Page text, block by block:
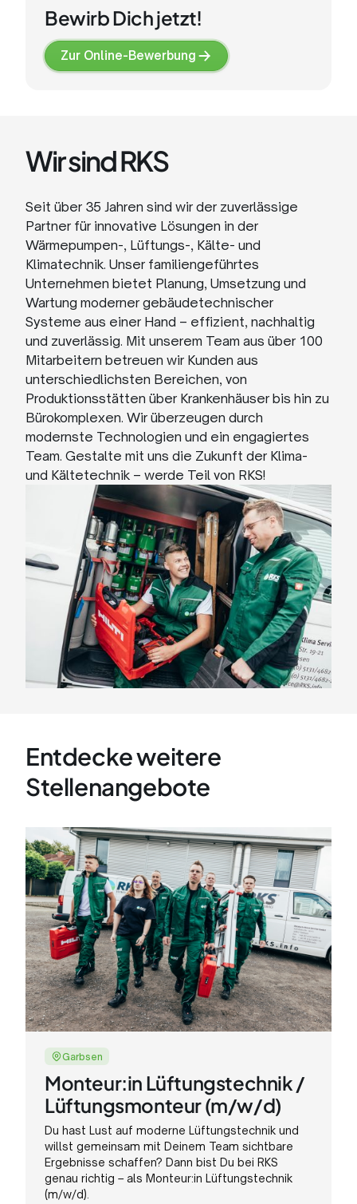
Bewirb Dich jetzt!
Zur Online-Bewerbung
Zur
Wir sind RKS
Seit über 35 Jahren sind wir der zuverlässige
Partner für innovative Lösungen in der
Wärmepumpen-, Lüftungs-, Kälte- und
Klimatechnik. Unser familiengeführtes
Unternehmen bietet Planung, Umsetzung und
Wartung moderner gebäudetechnischer
Systeme aus einer Hand – effizient, nachhaltig
und zuverlässig. Mit unserem Team aus über 100
Mitarbeitern betreuen wir Kunden aus
unterschiedlichsten Bereichen, von
Produktionsstätten über Krankenhäuser bis hin zu
Bürokomplexen. Wir überzeugen durch
modernste Technologien und ein engagiertes
Team. Gestalte mit uns die Zukunft der Klima-
und Kältetechnik – werde Teil von RKS!
Entdecke weitere
Stellenangebote
Garbsen
Monteur:in Lüftungstechnik /
Lüftungsmonteur (m/w/d)
Du hast Lust auf moderne Lüftungstechnik und
willst gemeinsam mit Deinem Team sichtbare
Ergebnisse schaffen? Dann bist Du bei RKS
genau richtig – als Monteur:in Lüftungstechnik
(m/w/d).